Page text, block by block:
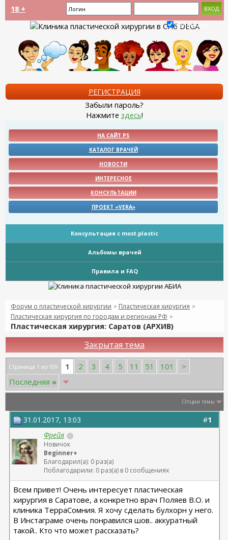
18 +
Запомнить?
РЕГИСТРАЦИЯ
Забыли пароль?
Нажмите здесь!
НА САЙТ PS
КАТАЛОГ ВРАЧЕЙ
НОВОСТИ
ИНТЕРЕСНОЕ
КОНСУЛЬТАЦИИ
ПРОЕКТ «VERA»
Консультация с most.plastic
Альбомы врачей
Правила и FAQ
Форум о пластической хирургии > Пластическая хирургия >
Пластическая хирургия по городам и регионам РФ >
Пластическая хирургия: Саратов (АРХИВ)
Закрытая тема
Страница 1 из 109 1 2 3 4 5 11 51 101
>
Последняя »
Опции темы
#1
31.01.2017, 13:03
Фрейя
Новичок
Beginner+
Благодарил(а): 0 раз(а)
Поблагодарили: 0 раз(а) в 0 сообщениях
Всем привет! Очень интересует пластическая
хирургия в Саратове, а конкретно врач Поляев В.О. и
клиника ТерраСомния. Я хочу сделать булхорн у него.
В Инстаграме очень понравился шов.. аккуратный
такой.. Кто что может рассказать?